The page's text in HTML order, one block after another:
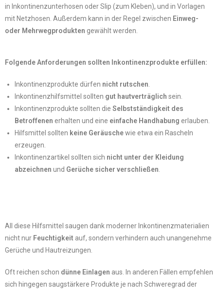
in Inkontinenzunterhosen oder Slip (zum Kleben), und in Vorlagen
mit Netzhosen. Außerdem kann in der Regel zwischen Einweg-
oder Mehrwegprodukten gewählt werden.
Folgende Anforderungen sollten Inkontinenzprodukte erfüllen:
Inkontinenzprodukte dürfen nicht rutschen.
Inkontinenzhilfsmittel sollten gut hautverträglich sein.
Inkontinenzprodukte sollten die Selbstständigkeit des
Betroffenen erhalten und eine einfache Handhabung erlauben.
Hilfsmittel sollten keine Geräuschewie etwa ein Rascheln
erzeugen.
Inkontinenzartikel sollten sich nicht unter der Kleidung
abzeichnen und Gerüche sicher verschließen.
All diese Hilfsmittel saugen dank moderner Inkontinenzmaterialien
nicht nur Feuchtigkeit auf, sondern verhindern auch unangenehme
Gerüche und Hautreizungen.
Oft reichen schon dünne Einlagen aus. In anderen Fällen empfehlen
sich hingegen saugstärkere Produkte je nach Schweregrad der